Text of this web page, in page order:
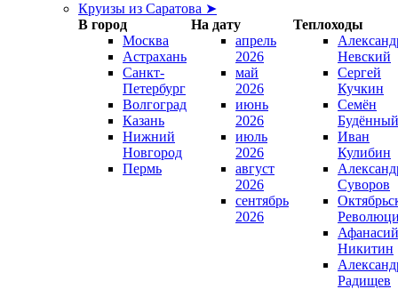
Круизы из Саратова ➤
В город
На дату
Теплоходы
Москва
Астрахань
Санкт-
Петербург
Волгоград
Казань
Нижний
Новгород
Пермь
апрель
2026
май
2026
июнь
2026
июль
2026
август
2026
сентябрь
2026
Невский
Сергей
Кучкин
Семён
Будённый
Иван
Кулибин
Суворов
Афанасий
Никитин
Радищев